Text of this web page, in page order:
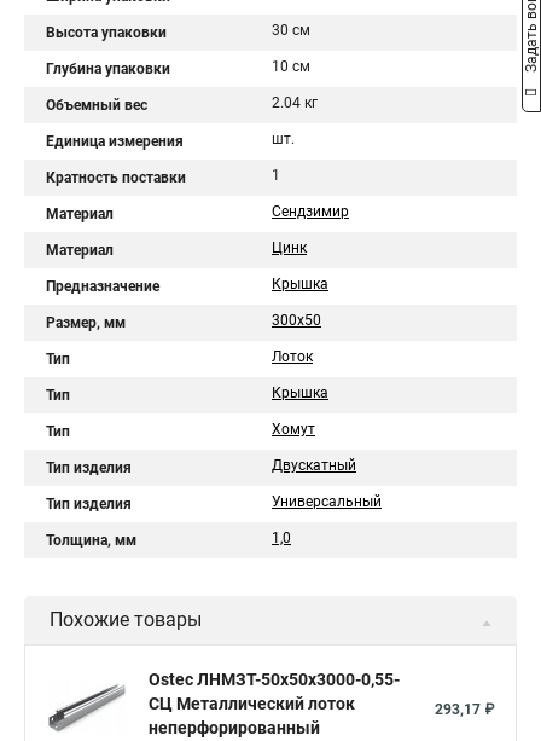
Высота упаковки 30 см
Глубина упаковки 10 см
Объемный вес 2.04 кг
Единица измерения шт.
Кратность поставки 1
Материал Сендзимир
Материал Цинк
Предназначение Крышка
Размер, мм 300х50
Тип Лоток
Тип Крышка
Тип Хомут
Тип изделия Двускатный
Тип изделия Универсальный
Толщина, мм 1,0
Похожие товары
Ostec ЛНМЗТ-50х50х3000-0,55-
СЦ Металлический лоток
неперфорированный
293,17 ₽
Задать вопрос